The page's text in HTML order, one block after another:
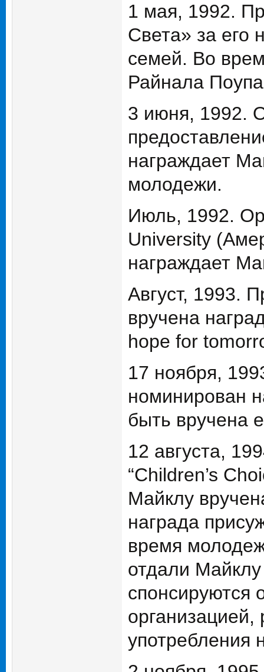
1 мая, 1992.
Света» за
семей. Во
Райнала
3 июня, 1992.
награждает
молодежи.
Июль, 1992.
University
награждает
Август, 1993.
вручена
hope for
17 ноября,
номинирован
быть вручена
12 августа,
“Children’s
Майклу
награда
время
отдали
спонсируются
употребления